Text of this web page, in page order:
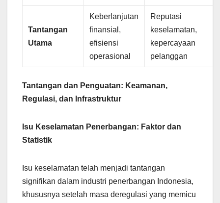
Tantangan
Utama
Keberlanjutan
finansial,
efisiensi
operasional
Reputasi
keselamatan,
kepercayaan
pelanggan
Tantangan dan Penguatan: Keamanan,
Regulasi, dan Infrastruktur
Isu Keselamatan Penerbangan: Faktor dan
Statistik
Isu keselamatan telah menjadi tantangan
signifikan dalam industri penerbangan Indonesia,
khususnya setelah masa deregulasi yang memicu